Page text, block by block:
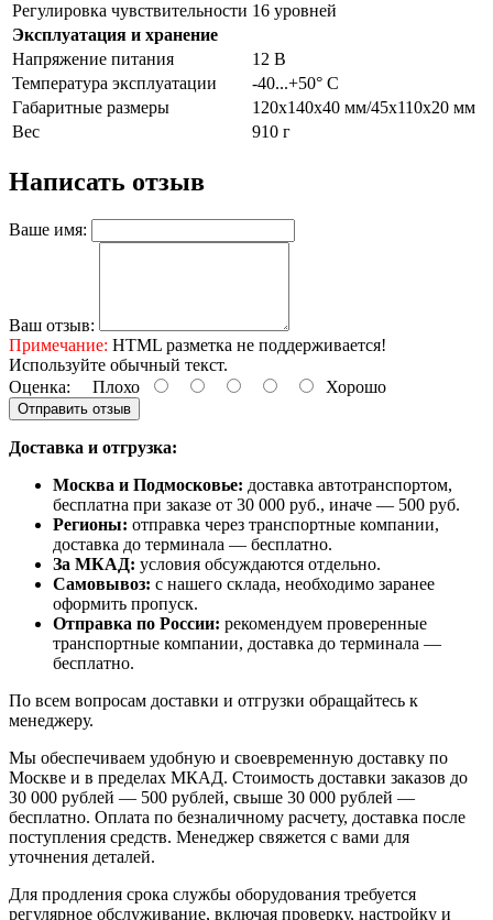
Регулировка чувствительности 16 уровней
Эксплуатация и хранение
Напряжение питания
12 В
Температура эксплуатации
-40...+50° С
Габаритные размеры
120х140х40 мм/45х110х20 мм
Вес
910 г
Написать отзыв
Ваше имя:
Ваш отзыв:
Примечание: HTML разметка не поддерживается!
Используйте обычный текст.
Оценка: Плохо Хорошо
Отправить отзыв
Доставка и отгрузка:
Москва и Подмосковье: доставка автотранспортом,
бесплатна при заказе от 30 000 руб., иначе — 500 руб.
Регионы: отправка через транспортные компании,
доставка до терминала — бесплатно.
За МКАД: условия обсуждаются отдельно.
Самовывоз: с нашего склада, необходимо заранее
оформить пропуск.
Отправка по России: рекомендуем проверенные
транспортные компании, доставка до терминала —
бесплатно.
По всем вопросам доставки и отгрузки обращайтесь к
менеджеру.
Мы обеспечиваем удобную и своевременную доставку по
Москве и в пределах МКАД. Стоимость доставки заказов до
30 000 рублей — 500 рублей, свыше 30 000 рублей —
бесплатно. Оплата по безналичному расчету, доставка после
поступления средств. Менеджер свяжется с вами для
уточнения деталей.
Для продления срока службы оборудования требуется
регулярное обслуживание, включая проверку, настройку и